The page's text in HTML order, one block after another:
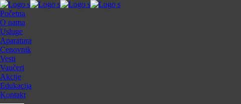
Početna
O nama
Usluge
Aparatura
Cenovnik
Vesti
Vaučeri
Akcije
Edukacija
Kontakt